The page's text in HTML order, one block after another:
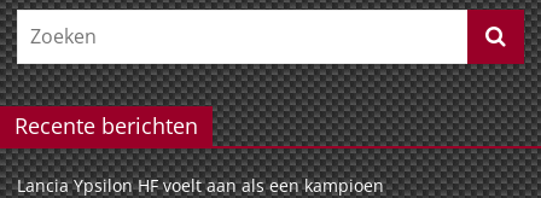
Recente berichten
Lancia Ypsilon HF voelt aan als een kampioen